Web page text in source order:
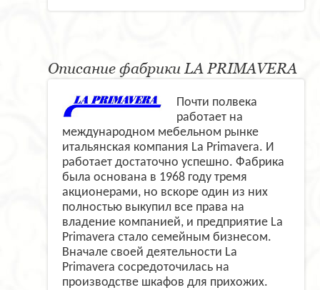
Описание фабрики LA PRIMAVERA
Почти полвека
работает на
международном мебельном рынке
итальянская компания La Primavera. И
работает достаточно успешно. Фабрика
была основана в 1968 году тремя
акционерами, но вскоре один из них
полностью выкупил все права на
владение компанией, и предприятие La
Primavera стало семейным бизнесом.
Вначале своей деятельности La
Primavera сосредоточилась на
производстве шкафов для прихожих.